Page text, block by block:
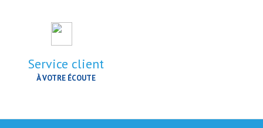
Service client
À VOTRE ÉCOUTE